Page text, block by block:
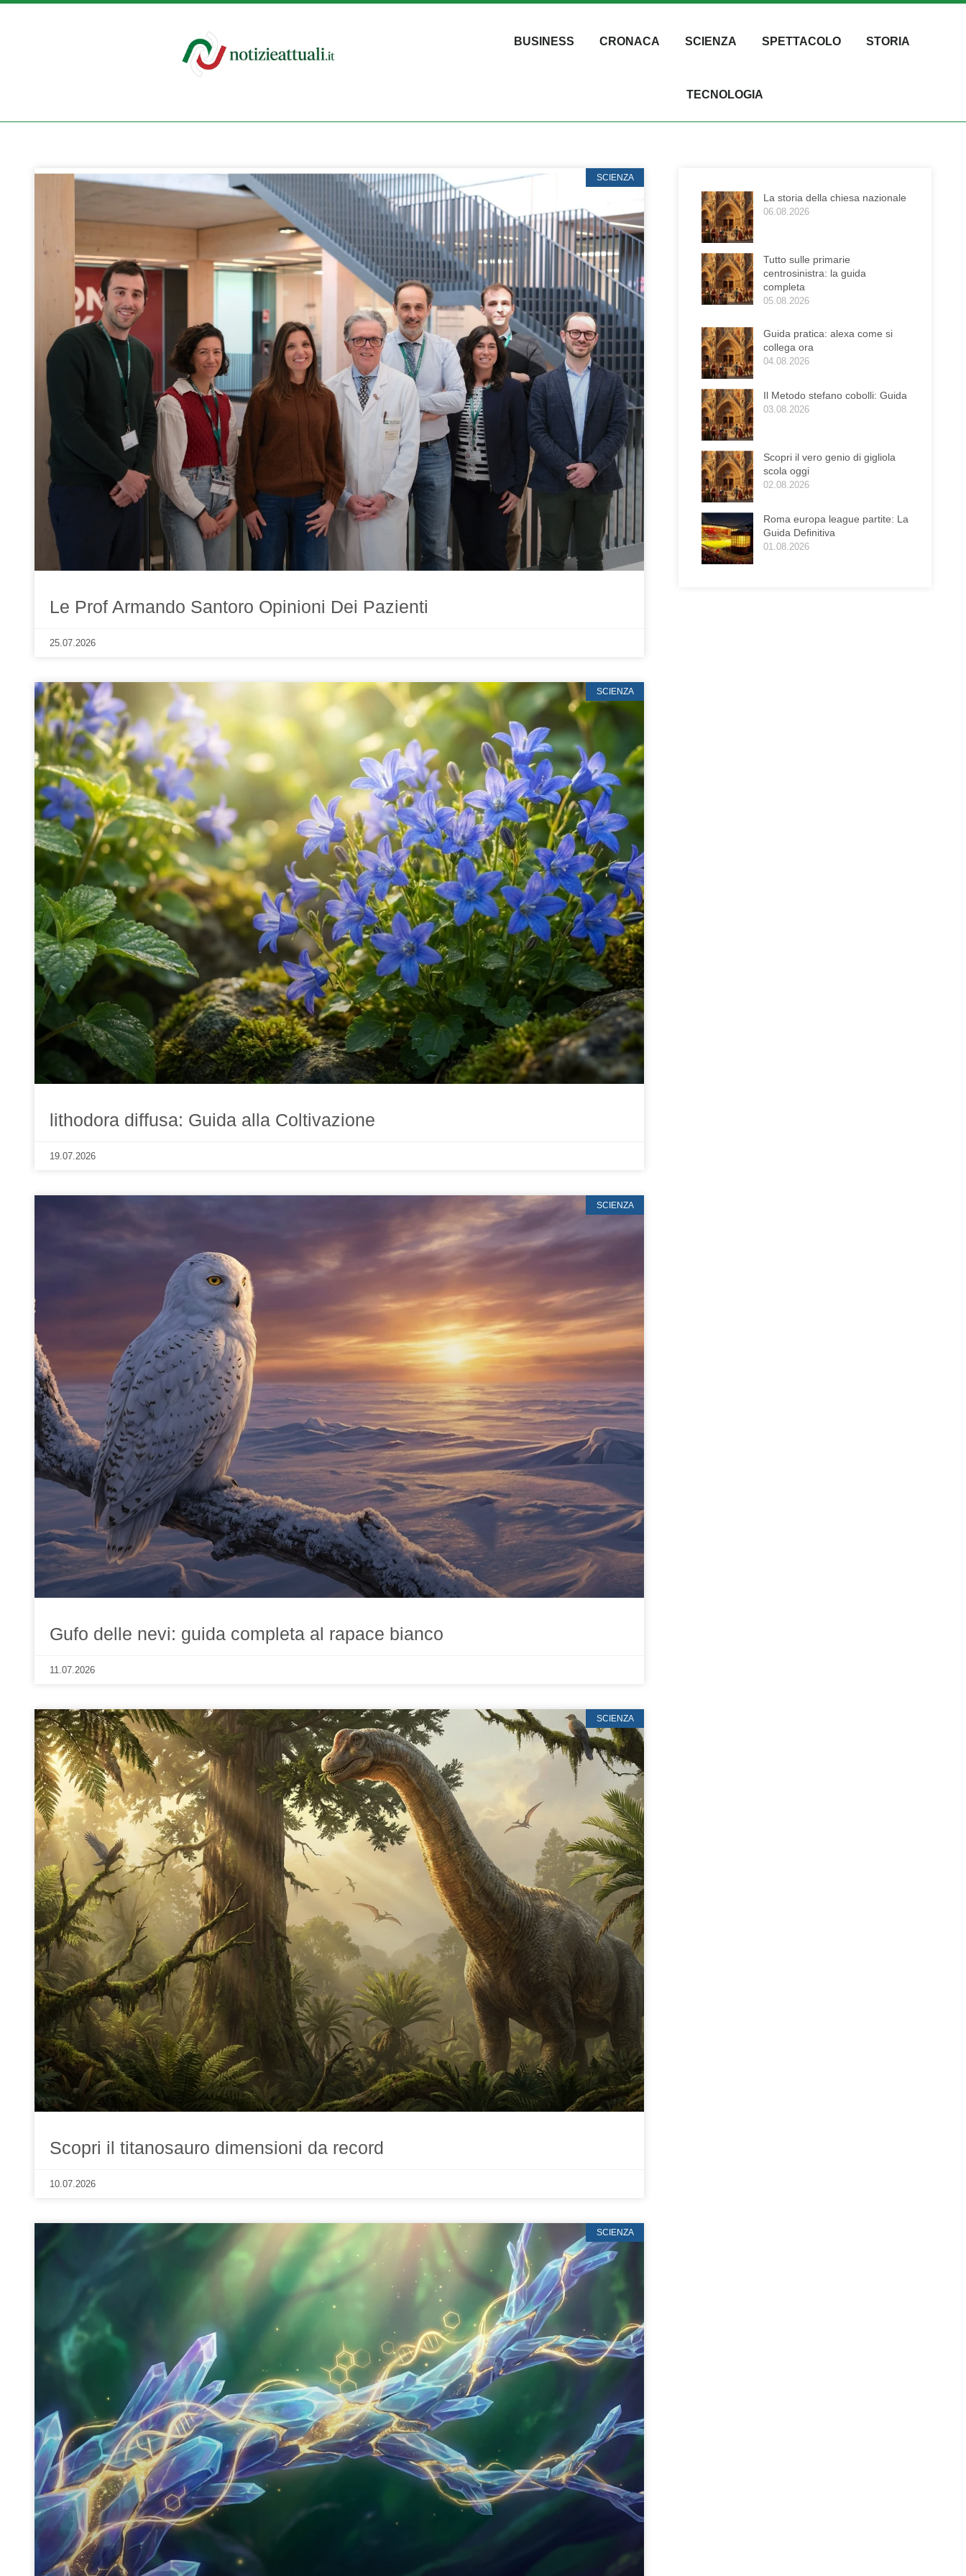
BUSINESS CRONACA SCIENZA SPETTACOLO STORIA
TECNOLOGIA
SCIENZA
Le Prof Armando Santoro Opinioni Dei Pazienti
25.07.2026
SCIENZA
lithodora diffusa: Guida alla Coltivazione
19.07.2026
SCIENZA
Gufo delle nevi: guida completa al rapace bianco
11.07.2026
SCIENZA
Scopri il titanosauro dimensioni da record
10.07.2026
SCIENZA
La storia della chiesa nazionale
06.08.2026
Tutto sulle primarie
centrosinistra: la guida
completa
05.08.2026
Guida pratica: alexa come si
collega ora
04.08.2026
Il Metodo stefano cobolli: Guida
03.08.2026
Scopri il vero genio di gigliola
scola oggi
02.08.2026
Roma europa league partite: La
Guida Definitiva
01.08.2026